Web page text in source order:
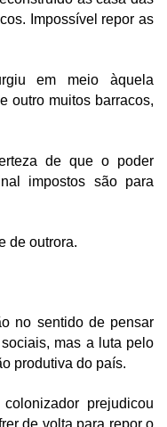
Impossível repor as
em meio àquela
outro muitos barracos,
de que o poder
impostos são para
de outrora.
no sentido de pensar
mas a luta pelo
produtiva do país.
prejudicou
de volta para repor o